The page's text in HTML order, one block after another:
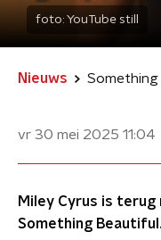
foto: YouTube still
Nieuws
vr 30 mei 2025 11:04
Miley Cyrus is terug
Something